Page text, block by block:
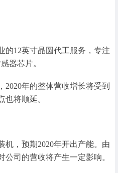
的12英寸晶圆代工服务，专注
器芯片。
2020年的整体营收增长将受到
也将顺延。
机，预期2020年开出产能。由
司的营收将产生一定影响。